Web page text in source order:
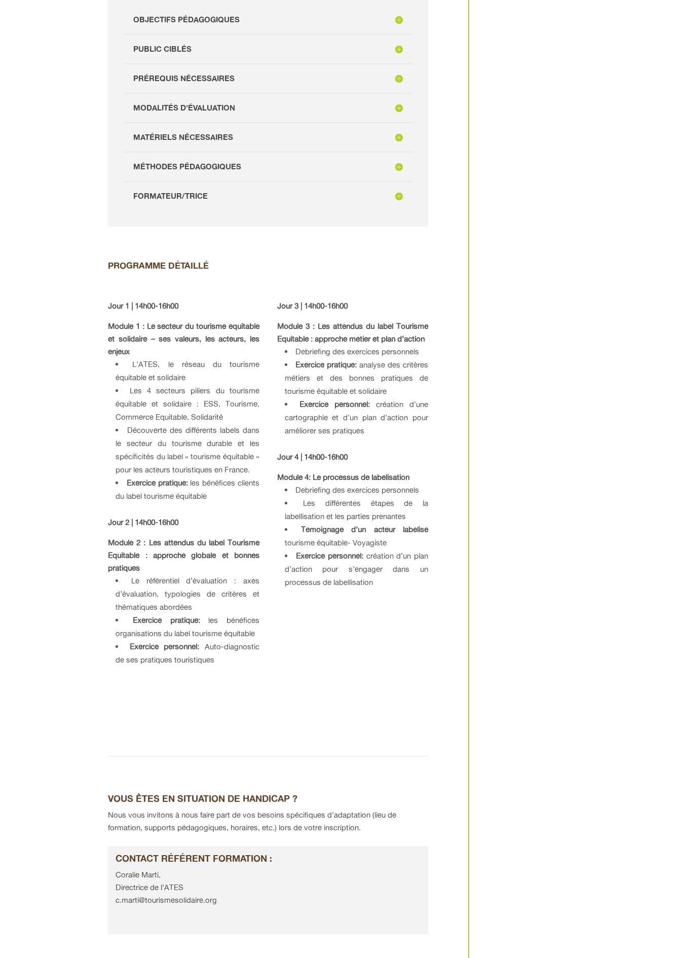
OBJECTIFS PÉDAGOGIQUES
PUBLIC CIBLÉS
PRÉREQUIS NÉCESSAIRES
MODALITÉS D’ÉVALUATION
MATÉRIELS NÉCESSAIRES
MÉTHODES PÉDAGOGIQUES
FORMATEUR/TRICE
PROGRAMME DÉTAILLÉ
Jour 1 | 14h00-16h00
Module 1 : Le secteur du tourisme équitable
et solidaire – ses valeurs, les acteurs, les
enjeux
L’ATES, le réseau du tourisme
équitable et solidaire
Les 4 secteurs piliers du tourisme
équitable et solidaire : ESS, Tourisme,
Commerce Equitable, Solidarité
Découverte des différents labels dans
le secteur du tourisme durable et les
spécificités du label « tourisme équitable »
pour les acteurs touristiques en France.
Exercice pratique: les bénéfices clients
du label tourisme équitable
Jour 2 | 14h00-16h00
Module 2 : Les attendus du label Tourisme
Equitable : approche globale et bonnes
pratiques
Le référentiel d’évaluation : axes
d’évaluation, typologies de critères et
thématiques abordées
Exercice pratique: les bénéfices
organisations du label tourisme équitable
Exercice personnel: Auto-diagnostic
de ses pratiques touristiques
Jour 3 | 14h00-16h00
Module 3 : Les attendus du label Tourisme
Equitable : approche métier et plan d’action
Debriefing des exercices personnels
Exercice pratique:analyse des critères
métiers et des bonnes pratiques de
tourisme équitable et solidaire
Exercice personnel: création d’une
cartographie et d’un plan d’action pour
améliorer ses pratiques
Jour 4 | 14h00-16h00
Module 4: Le processus de labélisation
Debriefing des exercices personnels
Les différentes étapes de la
labellisation et les parties prenantes
Témoignage d’un acteur labélisé
tourisme équitable- Voyagiste
Exercice personnel:création d’un plan
d’action pour s’engager dans un
processus de labellisation
VOUS ÊTES EN SITUATION DE HANDICAP ?
Nous vous invitons à nous faire part de vos besoins spécifiques d’adaptation (lieu de
formation, supports pédagogiques, horaires, etc.) lors de votre inscription.
CONTACT RÉFÉRENT FORMATION :
Coralie Marti,
Directrice de l’ATES
c.marti@tourismesolidaire.org